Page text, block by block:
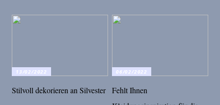
13/02/2022
Stilvoll dekorieren an Silvester
06/02/2022
Fehlt Ihnen